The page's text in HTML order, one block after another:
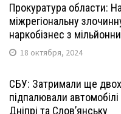
Прокуратура области:
міжрегіональну
наркобізнес з
18 октября, 2024
СБУ: Затримали ще двох
підпалювали
Дніпрі та Слов’янську